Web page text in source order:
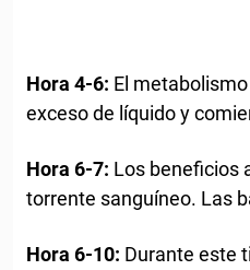
Hora 4-6: El
exceso de líquido y
Hora 6-7: Los beneficios
torrente sanguíneo. Las
Hora 6-10: Durante este